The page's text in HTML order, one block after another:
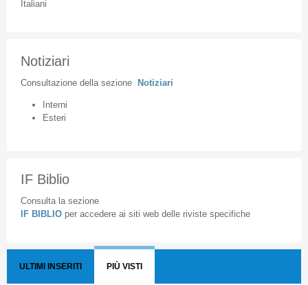
Italiani
Notiziari
Consultazione della sezione Notiziari
Interni
Esteri
IF Biblio
Consulta la sezione
IF BIBLIO per accedere ai siti web delle riviste specifiche
ULTIMI INSERITI PIÙ VISTI